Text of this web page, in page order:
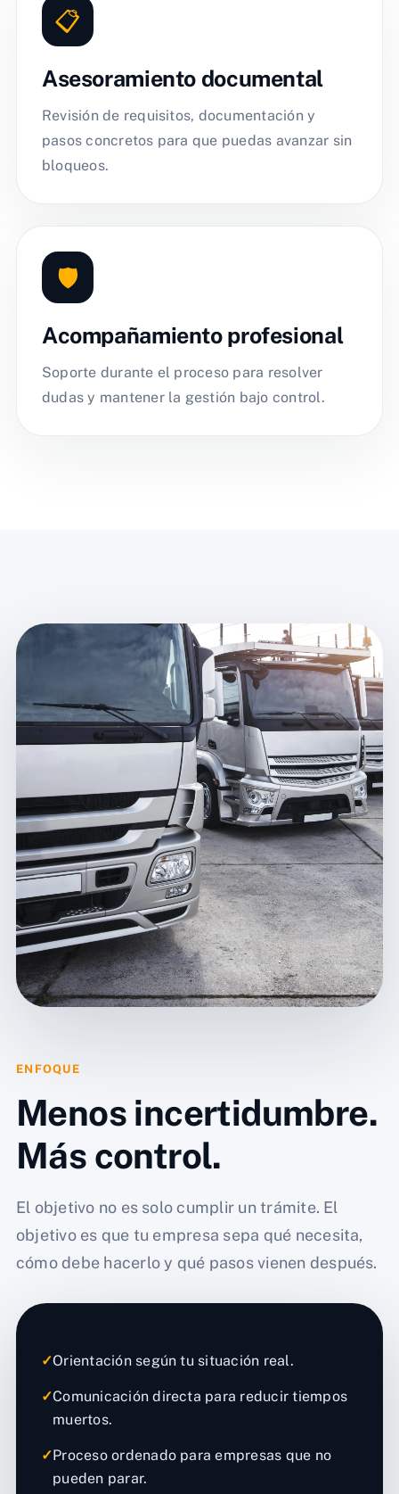
📋
Asesoramiento documental
Revisión de requisitos, documentación y
pasos concretos para que puedas avanzar sin
bloqueos.
🛡️
Acompañamiento profesional
Soporte durante el proceso para resolver
dudas y mantener la gestión bajo control.
ENFOQUE
Menos incertidumbre.
Más control.
El objetivo no es solo cumplir un trámite. El
objetivo es que tu empresa sepa qué necesita,
cómo debe hacerlo y qué pasos vienen después.
✓Orientación según tu situación real.
✓Comunicación directa para reducir tiempos
muertos.
✓Proceso ordenado para empresas que no
pueden parar.